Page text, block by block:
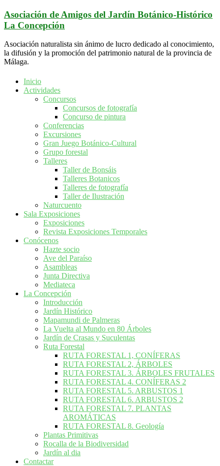
Saltar
al
contenido
Asociación de Amigos del Jardín Botánico-Histórico
La Concepción
Asociación naturalista sin ánimo de lucro dedicado al conocimiento,
la difusión y la promoción del patrimonio natural de la provincia de
Málaga.
Inicio
Actividades
Concursos
Concursos de fotografía
Concurso de pintura
Conferencias
Excursiones
Gran Juego Botánico-Cultural
Grupo forestal
Talleres
Taller de Bonsáis
Talleres Botanicos
Talleres de fotografía
Taller de Ilustración
Naturcuento
Sala Exposiciones
Exposiciones
Revista Exposiciones Temporales
Conócenos
Hazte socio
Ave del Paraíso
Asambleas
Junta Directiva
Mediateca
La Concepción
Introducción
Jardín Histórico
Mapamundi de Palmeras
La Vuelta al Mundo en 80 Árboles
Jardín de Crasas y Suculentas
Ruta Forestal
RUTA FORESTAL 1, CONÍFERAS
RUTA FORESTAL 2, ÁRBOLES
RUTA FORESTAL 3. ÁRBOLES FRUTALES
RUTA FORESTAL 4. CONÍFERAS 2
RUTA FORESTAL 5. ARBUSTOS 1
RUTA FORESTAL 6. ARBUSTOS 2
RUTA FORESTAL 7. PLANTAS
AROMÁTICAS
RUTA FORESTAL 8. Geología
Plantas Primitivas
Rocalla de la Biodiversidad
Jardín al dia
Contactar